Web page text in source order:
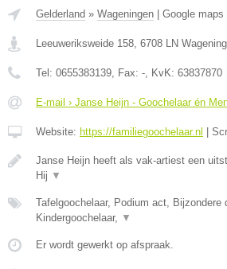
Gelderland » Wageningen | Google maps
Leeuweriksweide 158 6708 LN
Tel: 0655383139 , Fax: - , KvK: 63837870
E-mail › Janse Heijn - Goochelaar én
Website: https://familiegoochelaar.nl |
Janse Heijn heeft als vak-artiest een
Hij ▼
Tafelgoochelaar, Podium act, Bijzondere
Kindergoochelaar,
▼
Er wordt gewerkt op afspraak.